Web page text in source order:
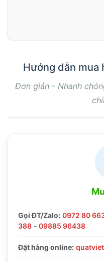
Hướng dẫn mua
Đơn giản - Nhanh
Gọi ĐT/Zalo: 0972 80
388 - 09885 96438
Đặt hàng online: